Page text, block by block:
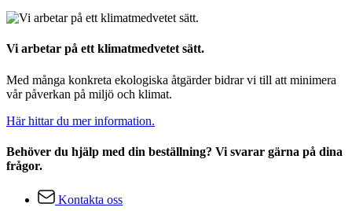
Vi arbetar på ett klimatmedvetet sätt.
Med många konkreta ekologiska åtgärder bidrar vi till att minimera
vår påverkan på miljö och klimat.
Här hittar du mer information.
Behöver du hjälp med din beställning? Vi svarar gärna på dina
frågor.
Kontakta oss